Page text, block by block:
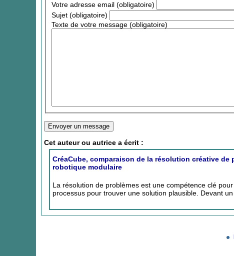
Votre adresse email (obligatoire)
Sujet (obligatoire)
Texte de votre message (obligatoire)
Cet auteur ou autrice a écrit :
CréaCube, comparaison de la résolution créative
robotique modulaire
La résolution de problèmes est une compétence clé
processus pour trouver une solution plausible. Devant